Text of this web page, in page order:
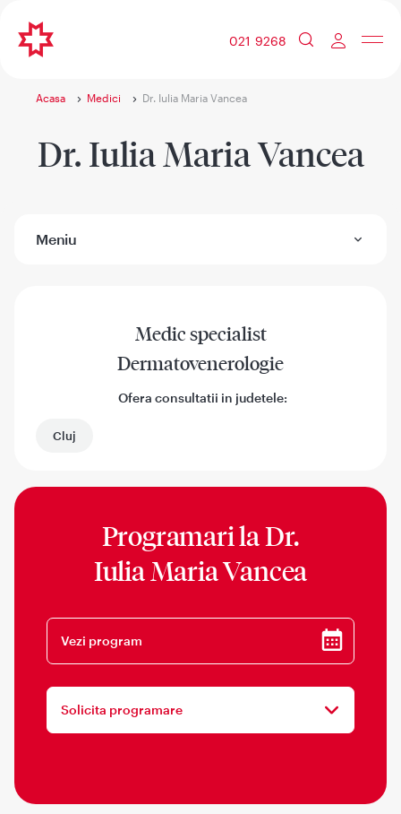
021 9268
Acasa Medici Dr. Iulia Maria Vancea
Dr. Iulia Maria Vancea
Meniu
Medic specialist
Dermatovenerologie
Ofera consultatii in judetele:
Cluj
Programari laDr.
Iulia Maria Vancea
Vezi program
Solicita programare